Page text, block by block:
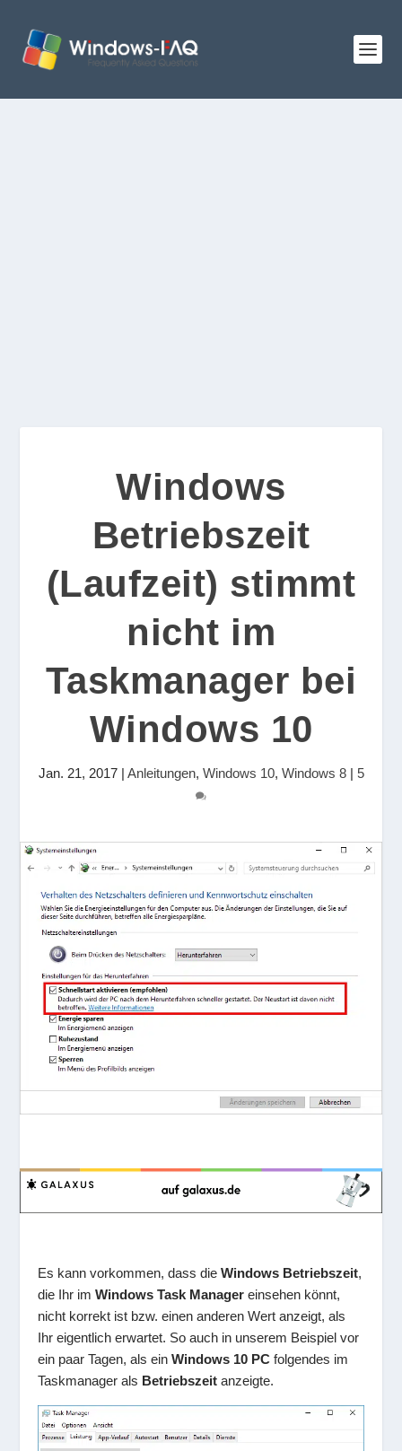
Windows
Betriebszeit
(Laufzeit) stimmt
nicht im
Taskmanager bei
Windows 10
Jan. 21, 2017| Anleitungen, Windows 10, Windows 8| 5
Es kann vorkommen, dass dieWindows Betriebszeit,
die Ihr imWindows Task Manager einsehen könnt,
nicht korrekt ist bzw. einen anderen Wert anzeigt, als
Ihr eigentlich erwartet. So auch in unserem Beispiel vor
ein paar Tagen, als einWindows 10 PC folgendes im
Taskmanager als Betriebszeit anzeigte.